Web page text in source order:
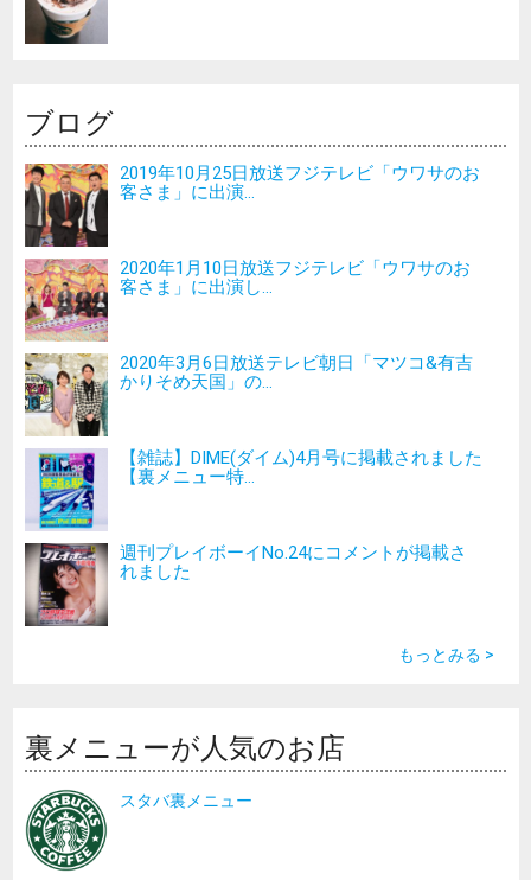
ブログ
2019年10月25日放送フジテレビ「ウワサのお
客さま」に出演...
2020年1月10日放送フジテレビ「ウワサのお
客さま」に出演し...
2020年3月6日放送テレビ朝日「マツコ&有吉
かりそめ天国」の...
【雑誌】DIME(ダイム)4月号に掲載されました
【裏メニュー特...
週刊プレイボーイNo.24にコメントが掲載さ
れました
もっとみる >
裏メニューが人気のお店
スタバ裏メニュー